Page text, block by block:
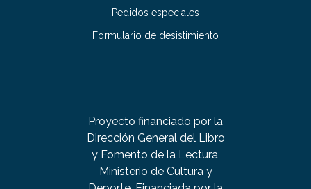
Pedidos especiales
Formulario de desistimiento
Proyecto financiado por la
Dirección General del Libro
y Fomento de la Lectura,
Ministerio de Cultura y